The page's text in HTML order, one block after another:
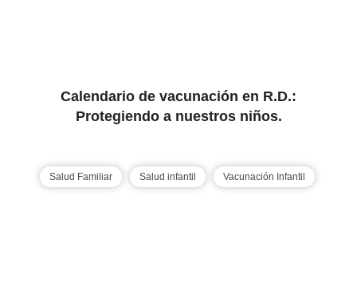
Calendario de vacunación en R.D.:
Protegiendo a nuestros niños.
Salud Familiar Salud infantil Vacunación Infantil